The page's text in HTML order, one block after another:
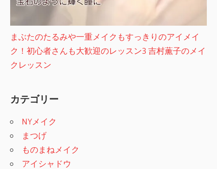
まぶたのたるみや一重メイクもすっきりのアイメイ
ク！初心者さんも大歓迎のレッスン3 吉村薫子のメイ
クレッスン
カテゴリー
NYメイク
まつげ
ものまねメイク
アイシャドウ